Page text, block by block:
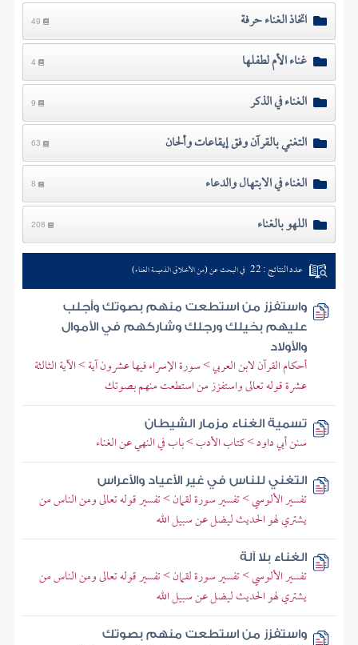
اتخاذ الغناء حرفة 49
غناء الأم لطفلها 4
الغناء في الذكر 9
التغني بالقرآن وفق إيقاعات وألحان 63
الغناء في الابتهال والدعاء 8
اللهو بالغناء 208
عدد النتائج : 22 في البحث عن (من الأخلاق الذميمة الغناء)
واستفزز من استطعت منهم بصوتك وأجلب
عليهم بخيلك ورجلك وشاركهم في الأموال
والأولاد
أحكام القرآن لابن العربي > سورة الإسراء فيها عشرون آية > الآية الثالثة
عشرة قوله تعالى واستفزز من استطعت منهم بصوتك
تسمية الغناء مزمار الشيطان
سنن أبي داود > كتاب الأدب > باب في النهي عن الغناء
التغني للناس في غير الأعياد والأعراس
تفسير الألوسي > تفسير سورة لقمان > تفسير قوله تعالى ومن الناس من
يشتري لهو الحديث ليضل عن سبيل الله
الغناء بلا آلة
تفسير الألوسي > تفسير سورة لقمان > تفسير قوله تعالى ومن الناس من
يشتري لهو الحديث ليضل عن سبيل الله
واستفزز من استطعت منهم بصوتك